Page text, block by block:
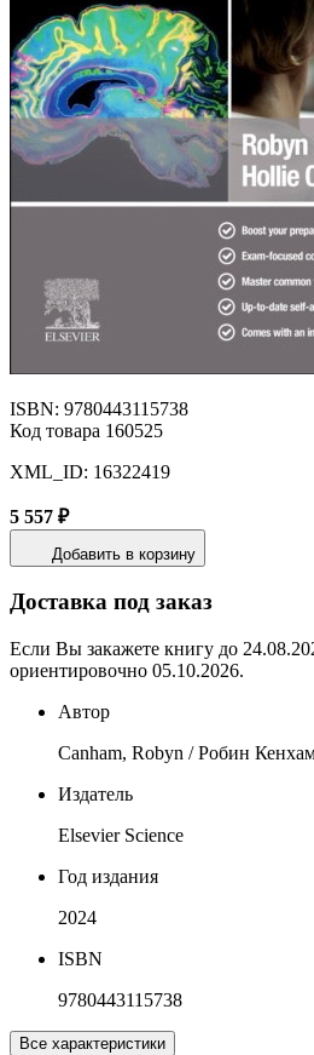
ISBN: 9780443115738
Код товара 160525
XML_ID: 16322419
5 557 ₽
Добавить в корзину
Доставка под заказ
Если Вы закажете книгу до
ориентировочно 05.10.2026.
Автор
Canham, Robyn / Робин
Издатель
Elsevier Science
Год издания
2024
ISBN
9780443115738
Все характеристики